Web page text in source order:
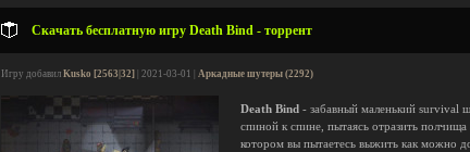
Скачать бесплатную игру Death Bind - торрент
Игру добавил Kusko [2563|32] | 2021-03-01 | Аркадные шутеры (2292)
Death Bind - забавный маленький survival
спиной к спине, пытаясь отразить
котором вы пытаетесь выжить как можно